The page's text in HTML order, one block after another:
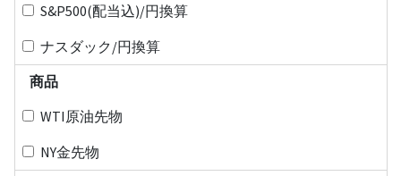
S&P500(配当込)/円換算
ナスダック/円換算
商品
WTI原油先物
NY金先物